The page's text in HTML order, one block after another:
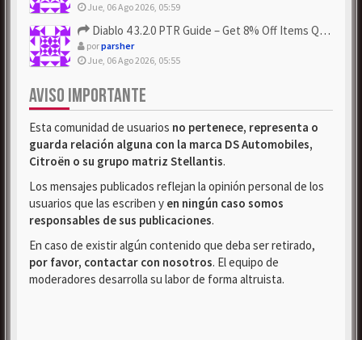
Jue, 06 Ago 2026, 05:59
Diablo 4 3.2.0 PTR Guide – Get 8% Off Items Quickly to Test ...
porparsher
Jue, 06 Ago 2026, 05:55
AVISO IMPORTANTE
Esta comunidad de usuarios no pertenece, representa o
guarda relación alguna con la marca DS Automobiles,
Citroën o su grupo matriz Stellantis.
Los mensajes publicados reflejan la opinión personal de los
usuarios que las escriben y en ningún caso somos
responsables de sus publicaciones.
En caso de existir algún contenido que deba ser retirado,
por favor, contactar con nosotros. El equipo de
moderadores desarrolla su labor de forma altruista.